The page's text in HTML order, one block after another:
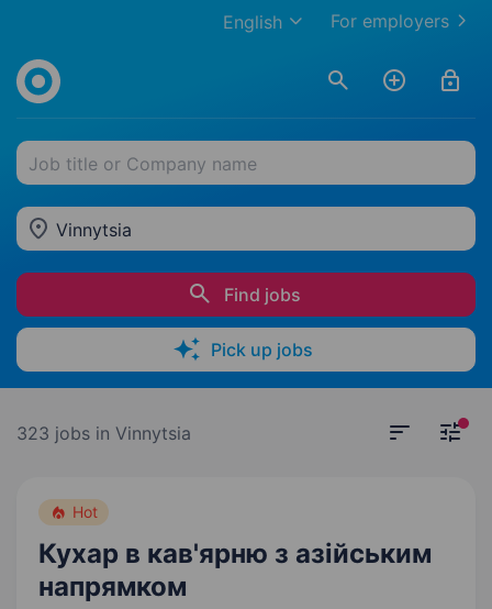
For employers
English
Job title or Company name
Vinnytsia
Find jobs
Pick up jobs
323 jobs in Vinnytsia
Hot
Кухар в кав'ярню з азійським
напрямком